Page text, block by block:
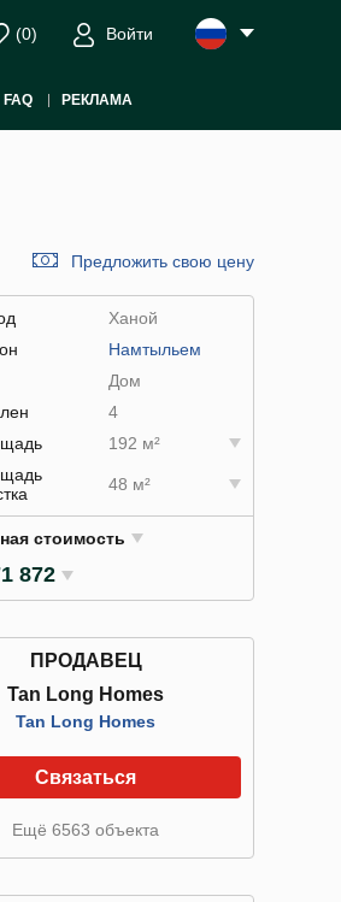
(0) Войти
FAQ РЕКЛАМА
Предложить свою цену
Ханой
Намтыльем
Дом
4
192 м²
48 м²
стоимость
872
ПРОДАВЕЦ
Tan Long Homes
Tan Long Homes
Связаться
Ещё 6563 объекта